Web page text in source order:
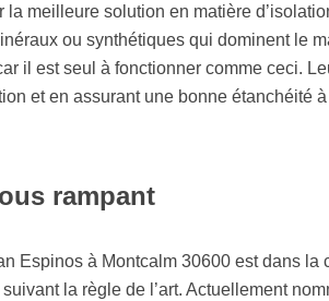
meilleure solution en matière
ou synthétiques qui dominent le
il est seul à fonctionner comme ceci.
et en assurant une bonne étanchéité à
rampant
Espinos à Montcalm 30600 est dans
la règle de l’art. Actuellement